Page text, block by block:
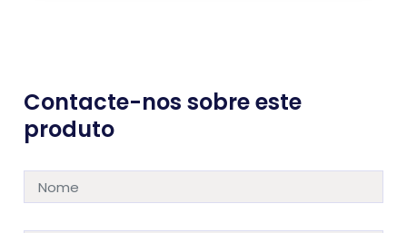
Contacte-nos sobre este
produto